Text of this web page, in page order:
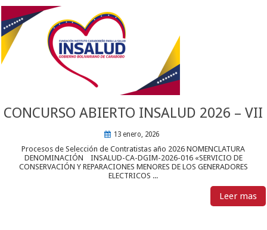
CONCURSO ABIERTO INSALUD 2026 – VII
13 enero, 2026
Procesos de Selección de Contratistas año 2026 NOMENCLATURA
DENOMINACIÓN INSALUD-CA-DGIM-2026-016 «SERVICIO DE
CONSERVACIÓN Y REPARACIONES MENORES DE LOS GENERADORES
ELECTRICOS ...
Leer mas